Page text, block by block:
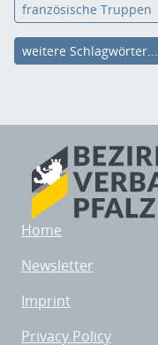
französische Truppen
weitere Schlagwörter...
Home
Newsletter
Imprint
Privacy Policy